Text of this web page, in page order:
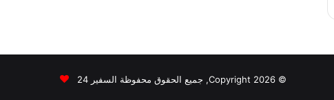
© Copyright 2026, جميع الحقوق محفوظة السفير 24